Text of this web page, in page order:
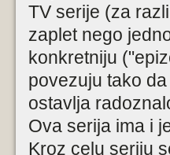
TV serije (za
zaplet nego
konkretniju
povezuju tako
ostavlja
Ova serija ima i
Kroz celu seriju